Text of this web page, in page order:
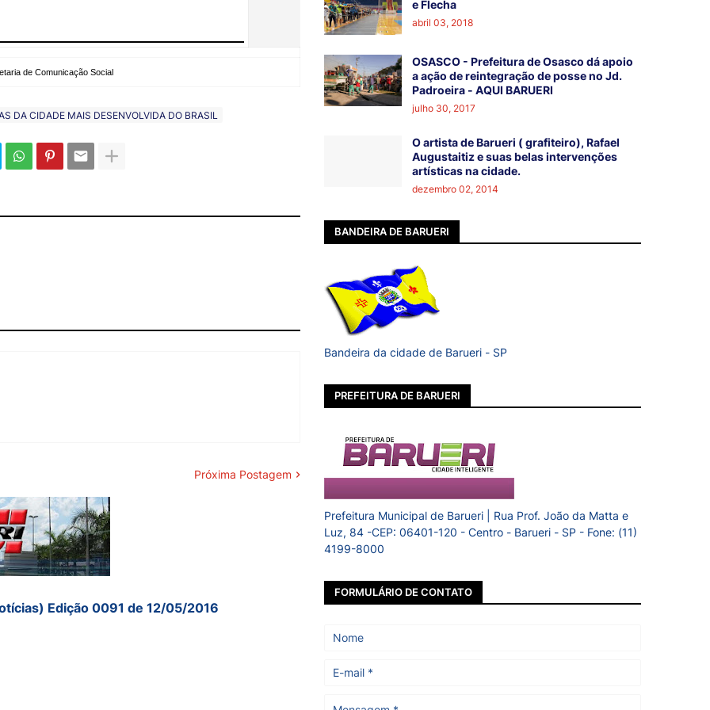
de Comunicação Social
DA CIDADE MAIS DESENVOLVIDA DO BRASIL
Próxima Postagem
Edição 0091 de 12/05/2016
e Flecha
abril 03, 2018
OSASCO - Prefeitura de Osasco dá apoio
a ação de reintegração de posse no Jd.
Padroeira - AQUI BARUERI
julho 30, 2017
O artista de Barueri ( grafiteiro), Rafael
Augustaitiz e suas belas intervenções
artísticas na cidade.
dezembro 02, 2014
BANDEIRA DE BARUERI
Bandeira da cidade de Barueri - SP
PREFEITURA DE BARUERI
Prefeitura Municipal de Barueri | Rua Prof. João da Matta e
Luz, 84 -CEP: 06401-120 - Centro - Barueri - SP - Fone: (11)
4199-8000
FORMULÁRIO DE CONTATO